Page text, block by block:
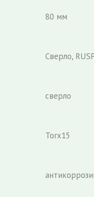
80 мм
Сверло,
сверло
Torx15